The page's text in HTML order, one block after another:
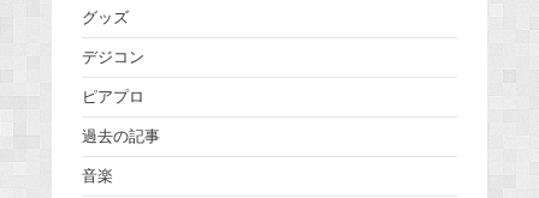
グッズ
デジコン
ピアプロ
過去の記事
音楽